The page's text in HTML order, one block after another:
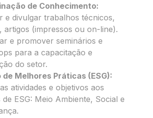
de Conhecimento:
e divulgar trabalhos técnicos,
artigos (impressos ou on-line).
e promover seminários e
para a capacitação e
do setor.
de Melhores Práticas (ESG):
atividades e objetivos aos
ESG: Meio Ambiente, Social e